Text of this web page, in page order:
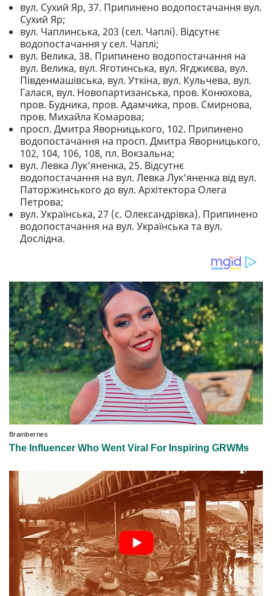
вул. Сухий Яр, 37. Припинено водопостачання вул.
Сухий Яр;
вул. Чаплинська, 203 (сел. Чаплі). Відсутнє
водопостачання у сел. Чаплі;
вул. Велика, 38. Припинено водопостачання на
вул. Велика, вул. Яготинська, вул. Ягджиєва, вул.
Південмашівська, вул. Уткіна, вул. Кульчева, вул.
Галася, вул. Новопартизанська, пров. Конюхова,
пров. Будника, пров. Адамчика, пров. Смирнова,
пров. Михайла Комарова;
просп. Дмитра Яворницького, 102. Припинено
водопостачання на просп. Дмитра Яворницького,
102, 104, 106, 108, пл. Вокзальна;
вул. Левка Лукʼяненка, 25. Відсутнє
водопостачання на вул. Левка Лукʼяненка від вул.
Паторжинського до вул. Архітектора Олега
Петрова;
вул. Українська, 27 (с. Олександрівка). Припинено
водопостачання на вул. Українська та вул.
Дослідна.